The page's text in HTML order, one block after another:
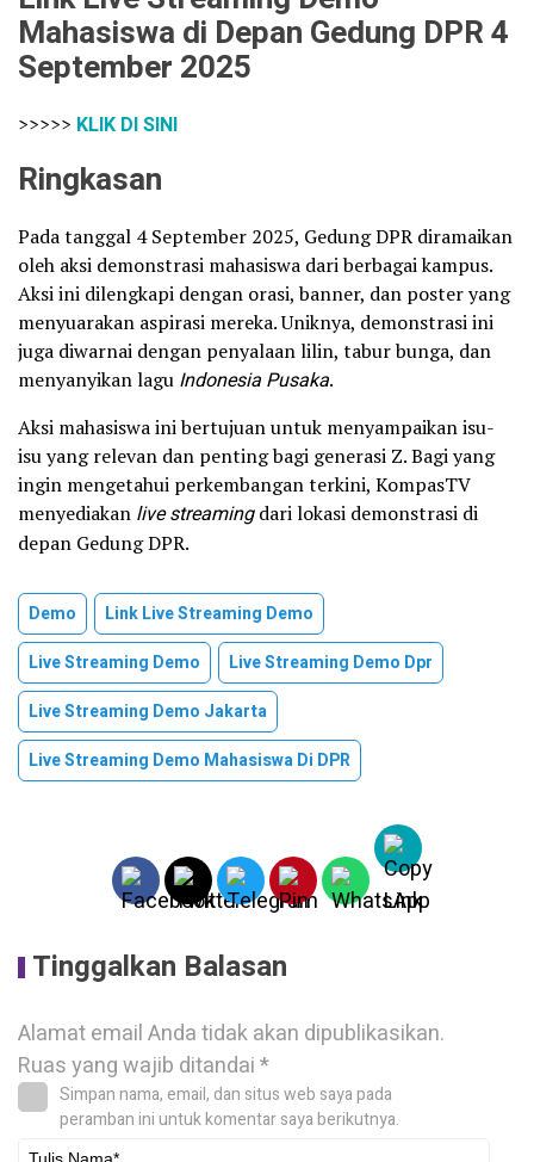
Mahasiswa di Depan Gedung DPR 4
September 2025
>>>>> KLIK DI SINI
Ringkasan
Pada tanggal 4 September 2025, Gedung DPR diramaikan
oleh aksi demonstrasi mahasiswa dari berbagai kampus.
Aksi ini dilengkapi dengan orasi, banner, dan poster yang
menyuarakan aspirasi mereka. Uniknya, demonstrasi ini
juga diwarnai dengan penyalaan lilin, tabur bunga, dan
menyanyikan lagu Indonesia Pusaka.
Aksi mahasiswa ini bertujuan untuk menyampaikan isu-
isu yang relevan dan penting bagi generasi Z. Bagi yang
ingin mengetahui perkembangan terkini, KompasTV
menyediakan live streamingdari lokasi demonstrasi di
depan Gedung DPR.
Demo
Link Live Streaming Demo
Live Streaming Demo
Live Streaming Demo Dpr
Live Streaming Demo Jakarta
Live Streaming Demo Mahasiswa Di DPR
Tinggalkan Balasan
Alamat email Anda tidak akan dipublikasikan.
Ruas yang wajib ditandai*
Simpan nama, email, dan situs web saya pada
peramban ini untuk komentar saya berikutnya.